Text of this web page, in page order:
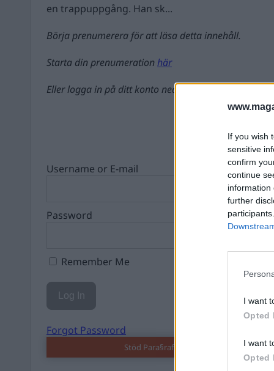
If you wish
sensitive
confirm
continue
information
further
I want
Opted
I want
Opted
en trappuppgång. Han sk...
Börja prenumerera för att läsa detta innehåll.
Starta din prenumerationhär
Eller logga in på ditt konto nedan:
Username or E-mail
Password
Remember Me
Forgot Password
Stöd Para§raf – magasinet som hatas av